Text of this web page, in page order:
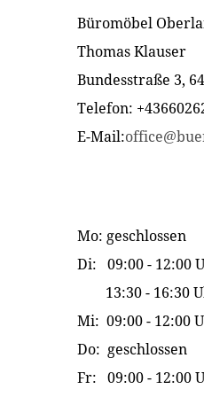
Büromöbel
Thomas Klauser
Bundesstraße 3,
Telefon:
E-Mail:
Mo: geschlossen
Di: 09:00 - 12:00
13:30 - 16:30
Mi: 09:00 - 12:00
Do: geschlossen
Fr: 09:00 - 12:00